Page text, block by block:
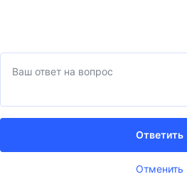
Отменить
Ответить